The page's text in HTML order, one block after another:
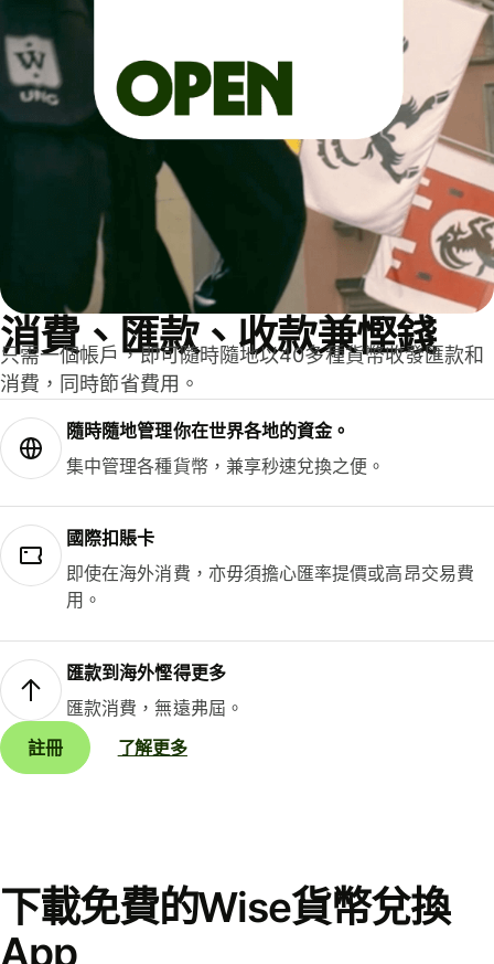
消費、匯款、收款兼慳錢
只需一個帳戶，即可隨時隨地以40多種貨幣收發匯款和
消費，同時節省費用。
隨時隨地管理你在世界各地的資金。
集中管理各種貨幣，兼享秒速兌換之便。
國際扣賬卡
即使在海外消費，亦毋須擔心匯率提價或高昂交易費
用。
匯款到海外慳得更多
匯款消費，無遠弗屆。
註冊
了解更多
下載免費的Wise貨幣兌換
App